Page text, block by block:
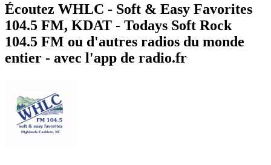
Écoutez WHLC - Soft & Easy Favorites
104.5 FM, KDAT - Todays Soft Rock
104.5 FM ou d'autres radios du monde
entier - avec l'app de radio.fr